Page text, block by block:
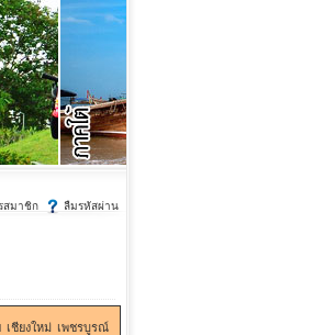
สมาชิก ลืมรหัสผ่าน
เชียงใหม่ เพชรบูรณ์